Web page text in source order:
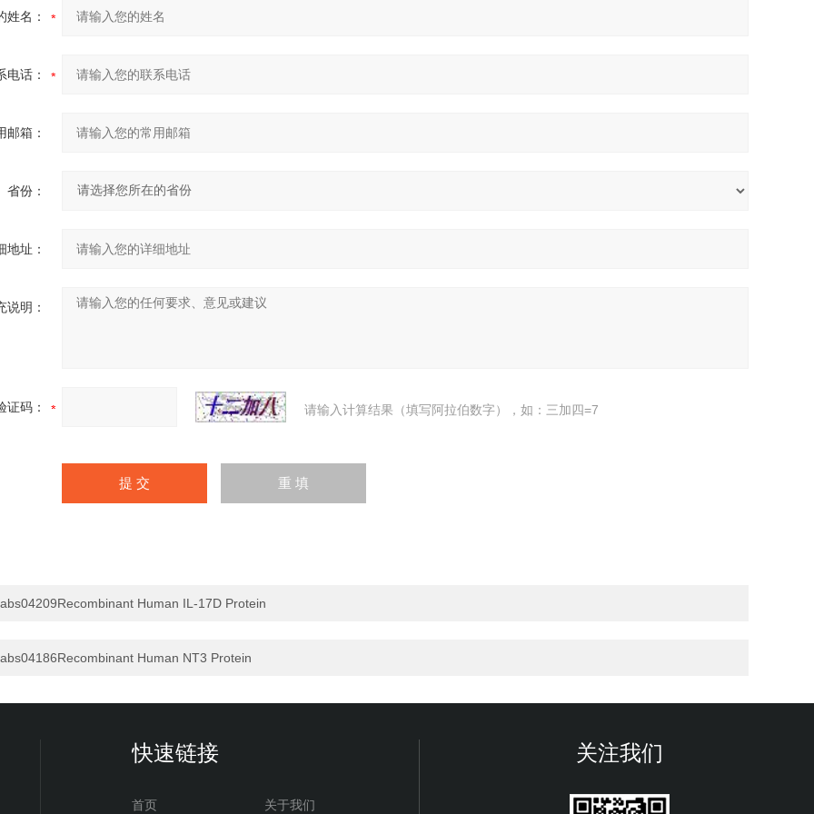
姓名：
电话：
邮箱：
省份：
地址：
说明：
证码： 请输入计算结果（填写阿拉伯数字），如：三加四=7
abs04209Recombinant Human IL-17D Protein
abs04186Recombinant Human NT3 Protein
快速链接
首页 关于我们
关注我们